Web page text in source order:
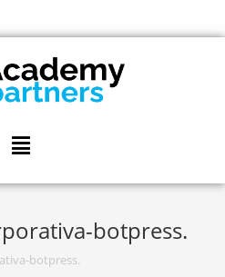
botpress.
botpress.